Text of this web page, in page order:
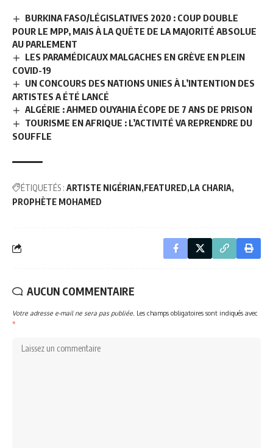
BURKINA FASO/LÉGISLATIVES 2020 : COUP DOUBLE
POUR LE MPP, MAIS À LA QUÊTE DE LA MAJORITÉ ABSOLUE
AU PARLEMENT
LES PARAMÉDICAUX MALGACHES EN GRÈVE EN PLEIN
COVID-19
UN CONCOURS DES NATIONS UNIES À L’INTENTION DES
ARTISTES A ÉTÉ LANCÉ
ALGÉRIE : AHMED OUYAHIA ÉCOPE DE 7 ANS DE PRISON
TOURISME EN AFRIQUE : L’ACTIVITÉ VA REPRENDRE DU
SOUFFLE
ÉTIQUETÉS : ARTISTE NIGÉRIAN FEATURED LA CHARIA
PROPHÈTE MOHAMED
AUCUN COMMENTAIRE
Votre adresse e-mail ne sera pas publiée. Les champs obligatoires sont indiqués avec
*